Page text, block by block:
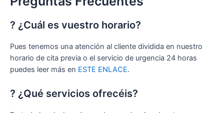
? ¿Cuál es vuestro horario?
Pues tenemos una atención al cliente dividida en nuestro
horario de cita previa o el servicio de urgencia 24 horas
puedes leer más en ESTE ENLACE.
? ¿Qué servicios ofrecéis?